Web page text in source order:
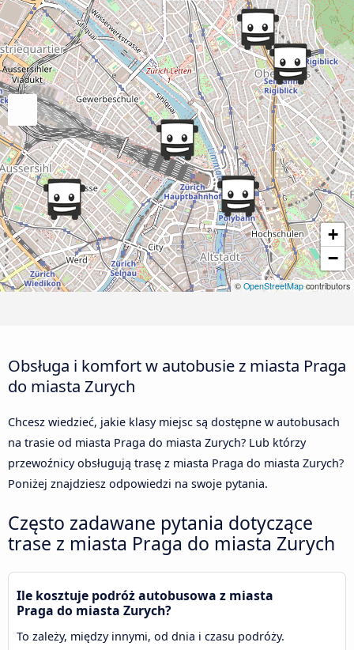
+
−
© OpenStreetMapcontributors
Obsługa i komfort w autobusie z miasta Praga
do miasta Zurych
Chcesz wiedzieć, jakie klasy miejsc są dostępne w autobusach
na trasie od miasta Praga do miasta Zurych? Lub którzy
przewoźnicy obsługują trasę z miasta Praga do miasta Zurych?
Poniżej znajdziesz odpowiedzi na swoje pytania.
Często zadawane pytania dotyczące
trase z miasta Praga do miasta Zurych
Ile kosztuje podróż autobusowa z miasta
Praga do miasta Zurych?
To zależy, między innymi, od dnia i czasu podróży.